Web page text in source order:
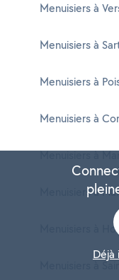
Menuisiers à
Menuisiers à
Menuisiers à
Menuisiers à
Menuisiers à
Menuisiers à
Menuisiers à
Menuisiers à
Déjà